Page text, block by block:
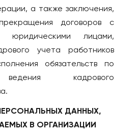
а также заключения,
договоров с
юридическими лицами,
учета работников
обязательств по
кадрового
ДАННЫХ,
В ОРГАНИЗАЦИИ